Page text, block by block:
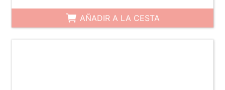
AÑADIR A LA CESTA